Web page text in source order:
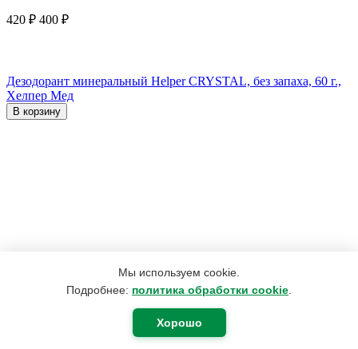
Мы используем cookie.
Подробнее: политика обработки cookie
Хорошо
420 ₽ 400 ₽
Дезодорант минеральный Helper CRYSTAL, без запаха, 60 г.,
Хелпер Мед
В корзину